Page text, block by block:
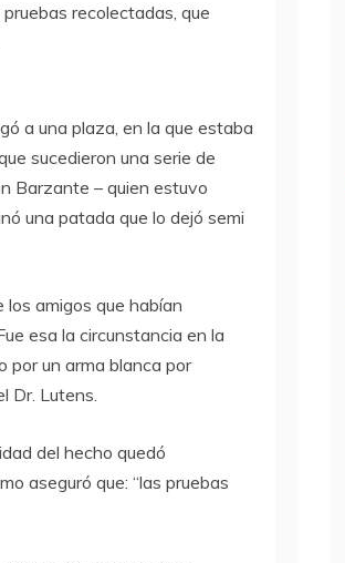
recolectadas, que
a una plaza, en la que estaba
sucedieron una serie de
Barzante – quien estuvo
una patada que lo dejó semi
los amigos que habían
esa la circunstancia en la
por un arma blanca por
Dr. Lutens.
del hecho quedó
aseguró que: “las pruebas